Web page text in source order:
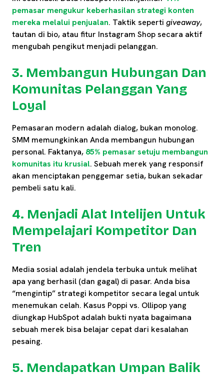
pemasar mengukur keberhasilan strategi konten
mereka melalui penjualan. Taktik seperti giveaway,
tautan di bio, atau fitur Instagram Shop secara aktif
mengubah pengikut menjadi pelanggan.
3. Membangun Hubungan Dan
Komunitas Pelanggan Yang
Loyal
Pemasaran modern adalah dialog, bukan monolog.
SMM memungkinkan Anda membangun hubungan
personal. Faktanya, 85% pemasar setuju membangun
komunitas itu krusial. Sebuah merek yang responsif
akan menciptakan penggemar setia, bukan sekadar
pembeli satu kali.
4. Menjadi Alat Intelijen Untuk
Mempelajari Kompetitor Dan
Tren
Media sosial adalah jendela terbuka untuk melihat
apa yang berhasil (dan gagal) di pasar. Anda bisa
“mengintip” strategi kompetitor secara legal untuk
menemukan celah. Kasus Poppi vs. Ollipop yang
diungkap HubSpot adalah bukti nyata bagaimana
sebuah merek bisa belajar cepat dari kesalahan
pesaing.
5. Mendapatkan Umpan Balik